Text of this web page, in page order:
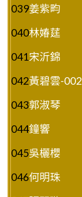
039姜紫畇
040林媋莛
041 宋沂錦
042黃碧雲-002
043郭淑琴
044鐘響
045吳欐櫻
046何明珠